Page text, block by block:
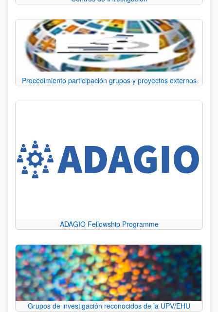
Procedimiento participación grupos y proyectos externos
ADAGIO Fellowship Programme
Grupos de investigación reconocidos de la UPV/EHU